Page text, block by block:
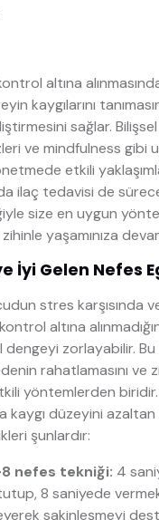
altına
kaygılarını
sağlar.
ve mindfulness gibi
etkili
ilaç tedavisi de
size en uygun
yaşamınıza
İyi Gelen Nefes
stres karşısında
altına
dengeyi zorlayabilir.
rahatlamasını ve
yöntemlerden
kaygı düzeyini
şunlardır:
nefes tekniği: 4
8 saniyede
sakinleşmeyi